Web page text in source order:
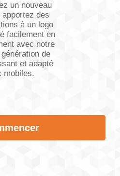
un nouveau
apportez des
à un logo
facilement en
avec notre
de
et adapté
mobiles.